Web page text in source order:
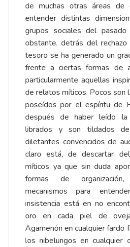
de muchas otras áreas de
entender distintas
grupos sociales del
obstante, detrás del
tesoro se ha generado un
frente a ciertas formas de
particularmente aquellas
de relatos míticos. Pocos son
poseídos por el espíritu de
después de haber leído la
librados y son tildados de
diletantes convencidos de
claro está, de descartar
míticos ya que sin duda
formas de
mecanismos para
insistencia está en no
oro en cada piel de
Agamenón en cualquier fardo
los nibelungos en cualquier